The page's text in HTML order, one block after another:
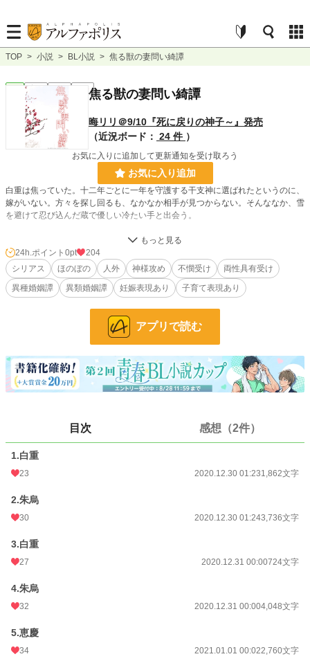
TOP > 小説 > BL小説 > 焦る獣の妻問い綺譚
短編 焦る獣の妻問い綺譚
晦リリ＠9/10『死に戻りの神子～』発売
（近況ボード： 24 件 ）
お気に入りに追加して更新通知を受け取ろう
お気に入り追加
白重は焦っていた。十二年ごとに一年を守護する干支神に選ばれたというのに、
嫁がいない。方々を探し回るも、なかなか相手が見つからない。そんななか、雪
を避けて忍び込んだ蔵で優しい冷たい手と出会う。
※番外編でR18を含む予定です（更新次第R表記を変更します）。
※ムーンライトノベルズにも掲載中
小説 228,846 位 / 228,846 件
31,438 位 / 31,438 件
24h.ポイント 0 pt
文字数 17,272
2020.12.30 01:23
初回完結日時
週間ポイント
月間ポイント
累計ポイント
24h.ポイント 0pt
204
シリアス
ほのぼの 人外 神様攻め 不憫受け
両性具有受け
異種婚姻譚
異類婚姻譚 妊娠表現あり 子育て表現あり
アプリで読む
目次 感想（2件）
1.白重
23 2020.12.30 01:231,862文字
2.朱烏
30 2020.12.30 01:243,736文字
3.白重
27 2020.12.31 00:00724文字
4.朱烏
32 2020.12.31 00:004,048文字
5.恵慶
34 2021.01.01 00:022,760文字